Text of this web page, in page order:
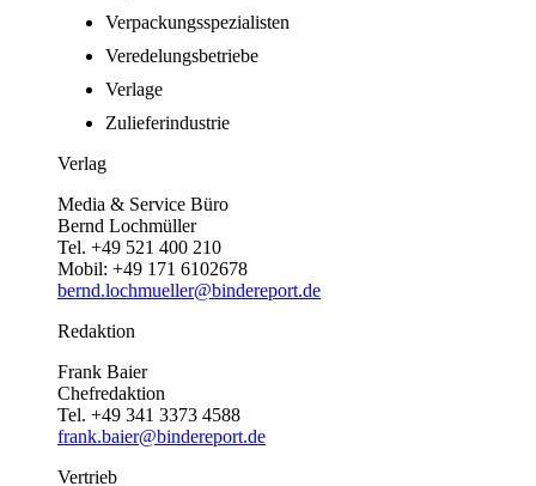
Verpackungsspezialisten
Veredelungsbetriebe
Verlage
Zulieferindustrie
Verlag
Media & Service Büro
Bernd Lochmüller
Tel. +49 521 400 210
Mobil: +49 171 6102678
bernd.lochmueller@bindereport.de
Redaktion
Frank Baier
Chefredaktion
Tel. +49 341 3373 4588
frank.baier@bindereport.de
Vertrieb